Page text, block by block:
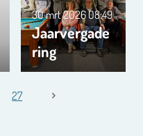
Jaarvergade
ring
30 mrt 202608:49
27